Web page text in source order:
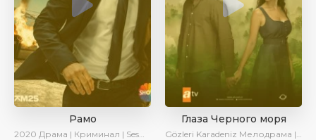
Рамо
2020 Драма | Криминал | SesDizi | Ирина Котова
Глаза Черного моря
Gözleri Karadeniz Мелодрама | Драма | Новинки | Сериалы 2025